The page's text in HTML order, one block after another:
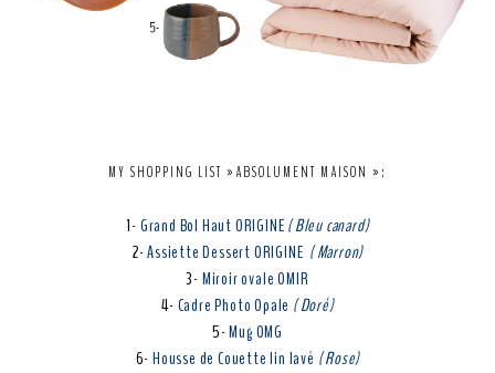
MY SHOPPING LIST »ABSOLUMENT MAISON »:
1-Grand Bol Haut ORIGINE( Bleu canard)
2-Assiette Dessert ORIGINE ( Marron)
3-Miroir ovale OMIR
4-Cadre Photo Opale ( Doré)
5-Mug OMG
6-Housse de Couette lin lavé ( Rose)